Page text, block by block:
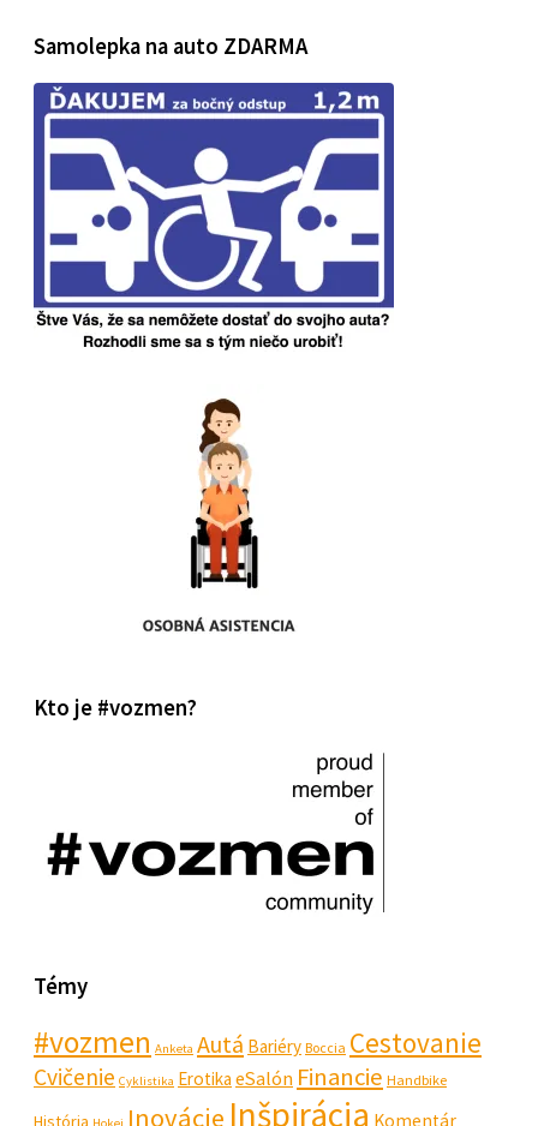
Samolepka na auto ZDARMA
Kto je #vozmen?
Témy
#vozmen Anketa Autá Bariéry Boccia Cestovanie
Cvičenie Cyklistika Erotika eSalón Financie Handbike
História Hokej Inovácie Inšpirácia Komentár